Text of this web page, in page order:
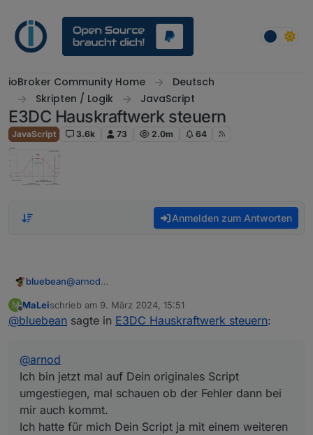
ioBroker Community Home
Deutsch
Skripten / Logik
JavaScript
E3DC Hauskraftwerk steuern
JavaScript 3.6k 73 2.0m 64
Anmelden zum Antworten
bluebean@arnod
umgestiegen, mal schauen ob der Fehler dann bei
mir auch kommt.
LM3). Sonst keine Änderungen.
Die 1000/min entsprechen gut 16/s. Kannst Du
abschätzen, wie oft Du mit dem Script pro Sekunde
setState setzt?
M
Offline
MaLeischrieb am 9. März 2024, 15:51
zuletzt editiert von
@bluebean sagte in E3DC Hauskraftwerk steuern:
@arnod
Ich bin jetzt mal auf Dein originales Script
umgestiegen, mal schauen ob der Fehler dann bei
mir auch kommt.
Ich hatte für mich Dein Script ja mit einem weiteren